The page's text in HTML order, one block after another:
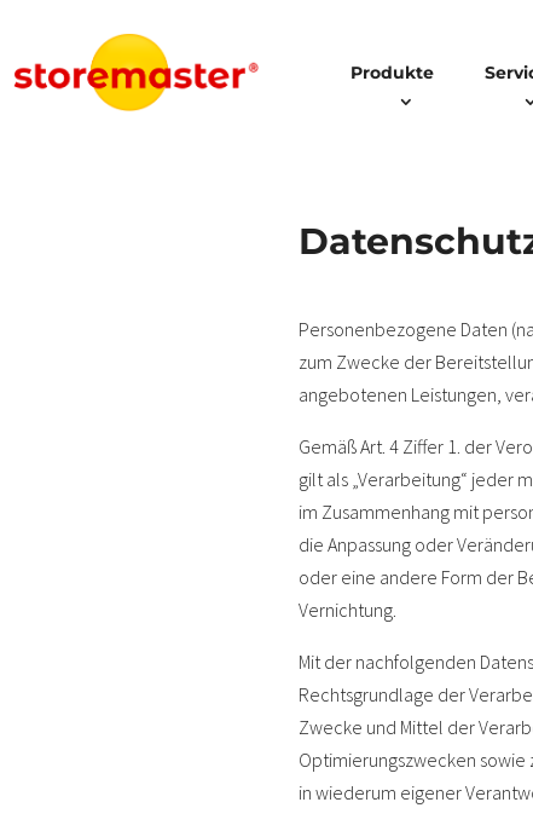
Produkte
Personenbezogene Daten
zum Zwecke der
angebotenen Leistungen,
Gemäß Art. 4 Ziffer 1. der
gilt als „Verarbeitung“ jeder
im Zusammenhang mit
die Anpassung oder
oder eine andere Form der
Vernichtung.
Mit der nachfolgenden
Rechtsgrundlage der
Zwecke und Mittel der
Optimierungszwecken
in wiederum eigener